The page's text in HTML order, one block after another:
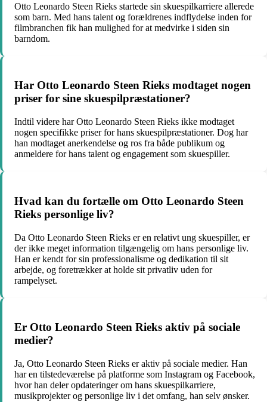
Otto Leonardo Steen Rieks startede sin skuespilkarriere allerede
som barn. Med hans talent og forældrenes indflydelse inden for
filmbranchen fik han mulighed for at medvirke i siden sin
barndom.
Har Otto Leonardo Steen Rieks modtaget nogen
priser for sine skuespilpræstationer?
Indtil videre har Otto Leonardo Steen Rieks ikke modtaget
nogen specifikke priser for hans skuespilpræstationer. Dog har
han modtaget anerkendelse og ros fra både publikum og
anmeldere for hans talent og engagement som skuespiller.
Hvad kan du fortælle om Otto Leonardo Steen
Rieks personlige liv?
Da Otto Leonardo Steen Rieks er en relativt ung skuespiller, er
der ikke meget information tilgængelig om hans personlige liv.
Han er kendt for sin professionalisme og dedikation til sit
arbejde, og foretrækker at holde sit privatliv uden for
rampelyset.
Er Otto Leonardo Steen Rieks aktiv på sociale
medier?
Ja, Otto Leonardo Steen Rieks er aktiv på sociale medier. Han
har en tilstedeværelse på platforme som Instagram og Facebook,
hvor han deler opdateringer om hans skuespilkarriere,
musikprojekter og personlige liv i det omfang, han selv ønsker.